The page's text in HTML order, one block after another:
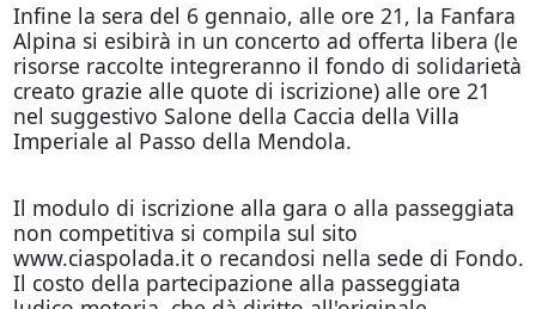
Infine la sera del 6 gennaio, alle ore 21, la Fanfara
Alpina si esibirà in un concerto ad offerta libera (le
risorse raccolte integreranno il fondo di solidarietà
creato grazie alle quote di iscrizione) alle ore 21
nel suggestivo Salone della Caccia della Villa
Imperiale al Passo della Mendola.
Il modulo di iscrizione alla gara o alla passeggiata
non competitiva si compila sul sito
www.ciaspolada.it o recandosi nella sede di Fondo.
Il costo della partecipazione alla passeggiata